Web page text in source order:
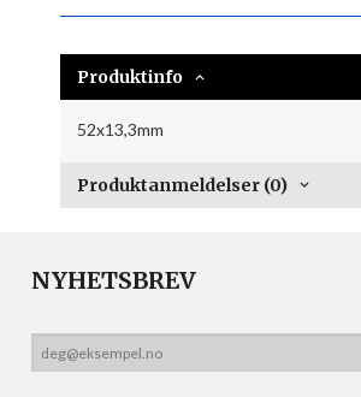
Produktinfo
52x13,3mm
Produktanmeldelser (0)
NYHETSBREV